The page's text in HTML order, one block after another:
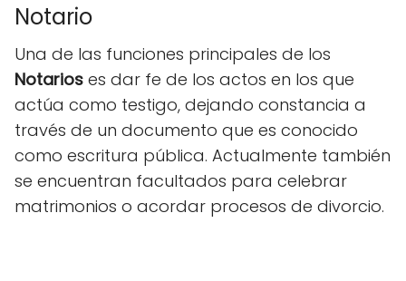
Notario
Una de las funciones principales de los
Notarios es dar fe de los actos en los que
actúa como testigo, dejando constancia a
través de un documento que es conocido
como escritura pública. Actualmente también
se encuentran facultados para celebrar
matrimonios o acordar procesos de divorcio.